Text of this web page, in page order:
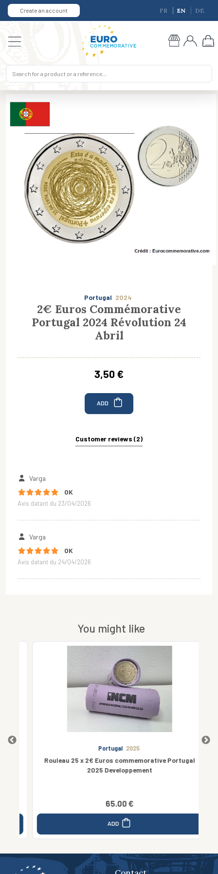
Create an account FR EN DE
Portugal 2024
2€ Euros Commémorative
Portugal 2024 Révolution 24
Abril
3,50 €
ADD
Customer reviews (2)
Varga
OK
Avis datant du 23/04/2026
Varga
OK
Avis datant du 24/04/2026
You might like
Portugal 2025
Rouleau 25 x 2€ Euros commemorative Portugal
2025 Developpement
65.00 €
ADD